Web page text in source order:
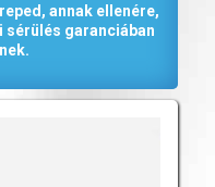
annak ellenére,
sérülés garanciában